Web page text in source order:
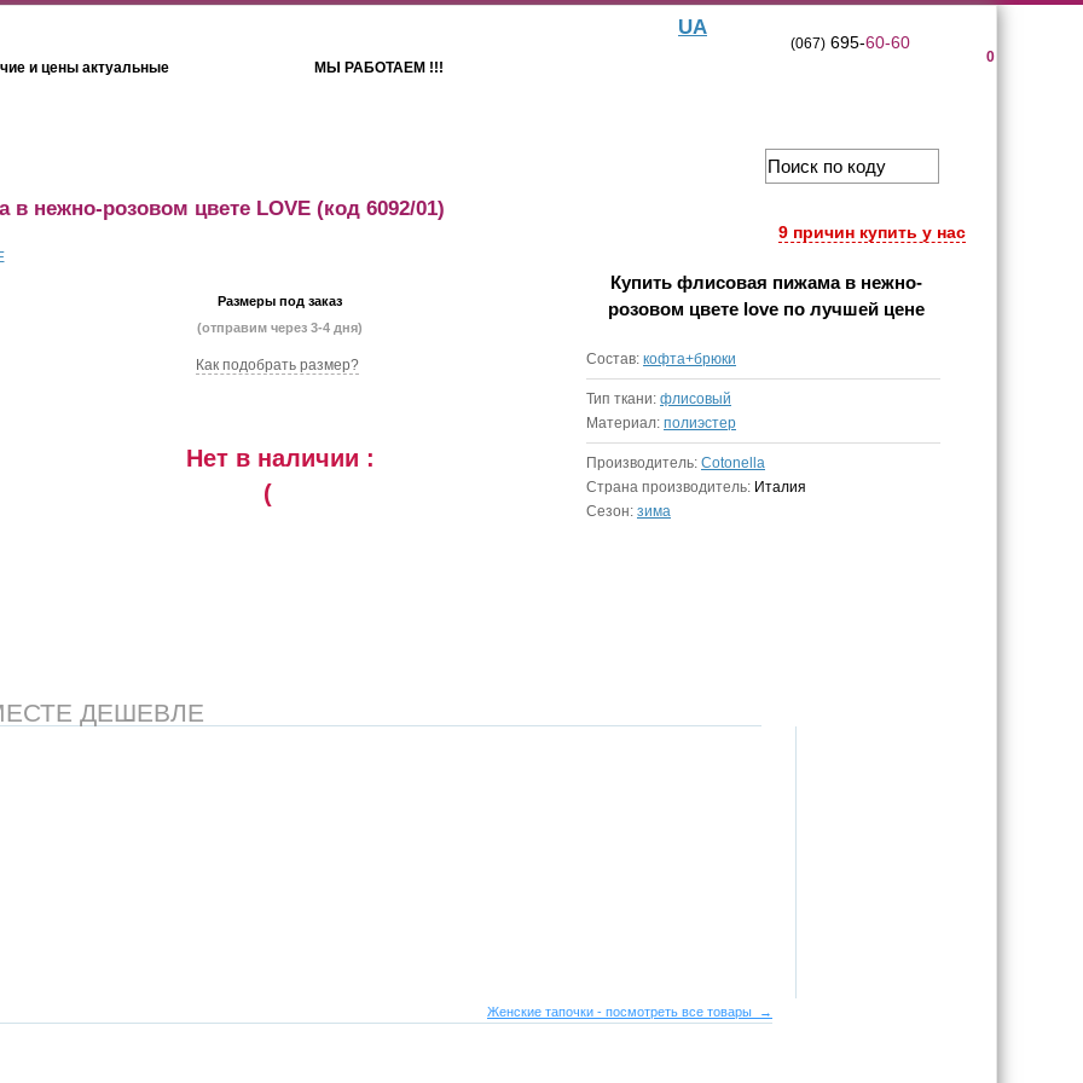
и цены актуальные МЫ РАБОТАЕМ !!!
UA
0
(067)695-60-60
9 причин купить у нас
в нежно-розовом цвете LOVE (код 6092/01)
Размеры под заказ
(отправим через 3-4 дня)
Как подобрать размер?
Нет в наличии :
(
Купить флисовая пижама в нежно-
розовом цвете love по лучшей цене
Состав: кофта+брюки
Тип ткани: флисовый
Материал: полиэстер
Производитель: Cotonella
Страна производитель: Италия
Сезон: зима
ДЕШЕВЛЕ
Женские тапочки - посмотреть все товары →